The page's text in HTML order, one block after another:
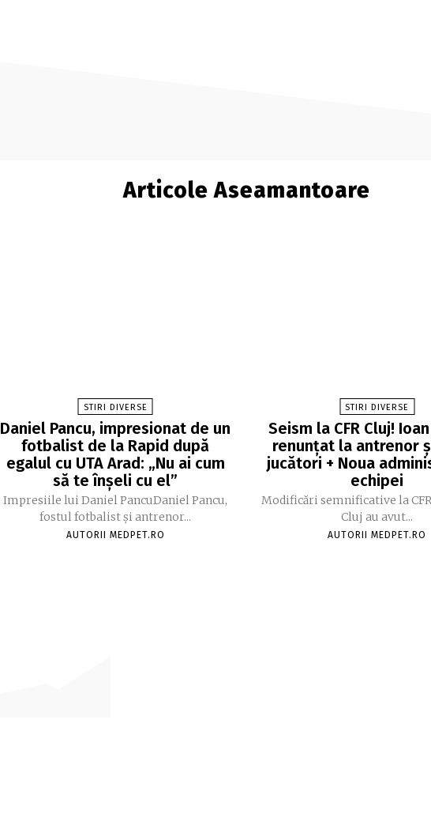
Articole Aseamantoare
STIRI DIVERSE
Daniel Pancu, impresionat de un
fotbalist de la Rapid după
egalul cu UTA Arad: „Nu ai cum
să te înșeli cu el”
Impresiile lui Daniel PancuDaniel Pancu,
fostul fotbalist și antrenor...
AUTORII MEDPET.RO
STIRI DIVERSE
Seism la CFR Cluj!
renunțat la antrenor
jucători + Noua
echipei
Modificări semnificative la CFR
Cluj au avut...
AUTORII MEDPET.RO